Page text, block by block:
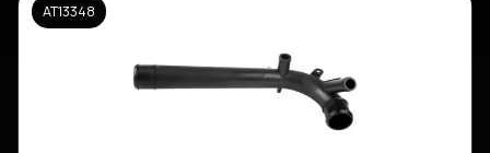
AT13348